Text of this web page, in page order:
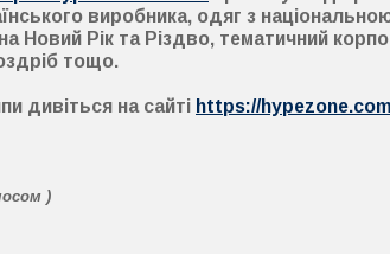
виробника, одяг з
Новий Рік та Різдво, тематичний
тощо.
дивіться на сайті https://
)